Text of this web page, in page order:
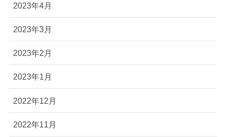
2023年4月
2023年3月
2023年2月
2023年1月
2022年12月
2022年11月